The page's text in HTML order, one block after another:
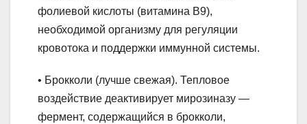
фолиевой кислоты (витамина В9),
необходимой организму для регуляции
кровотока и поддержки иммунной системы.
• Брокколи (лучше свежая). Тепловое
воздействие деактивирует мирозиназу —
фермент, содержащийся в брокколи,